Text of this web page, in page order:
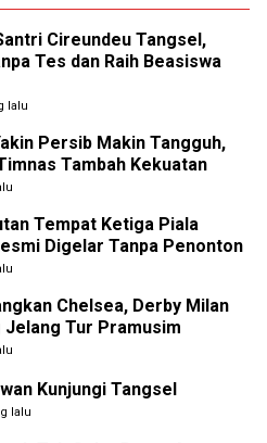
Cireundeu Tangsel,
Tes dan Raih Beasiswa
lalu
Persib Makin Tangguh,
Tambah Kekuatan
Tempat Ketiga Piala
Digelar Tanpa Penonton
Chelsea, Derby Milan
Jelang Tur Pramusim
Kunjungi Tangsel
lalu